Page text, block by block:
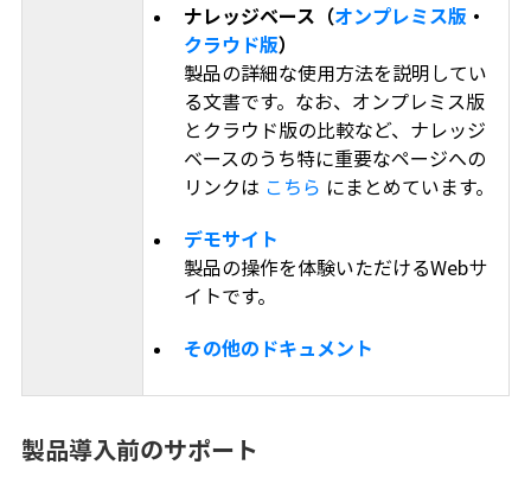
ナレッジベース（オンプレミス版・
クラウド版）
製品の詳細な使用方法を説明してい
る文書です。なお、オンプレミス版
とクラウド版の比較など、ナレッジ
ベースのうち特に重要なページへの
リンクは こちら にまとめています。
デモサイト
製品の操作を体験いただけるWebサ
イトです。
その他のドキュメント
製品導入前のサポート